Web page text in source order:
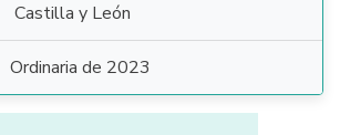
Castilla y León
Ordinaria de 2023